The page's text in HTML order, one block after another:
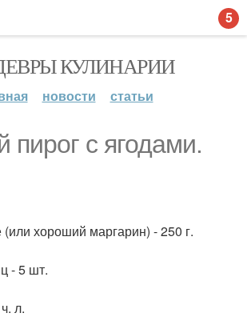
КУЛИНАРИИ
новости статьи
пирог с ягодами.
хороший маргарин) - 250 г.
- 5 шт.
л.
5